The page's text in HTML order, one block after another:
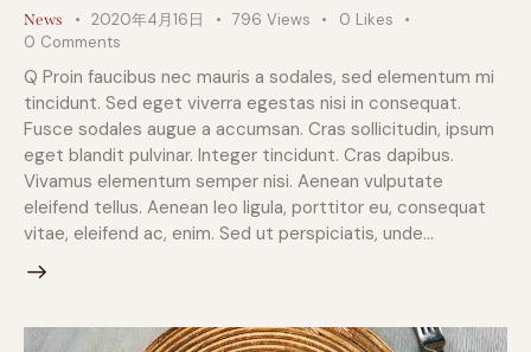
News 2020年4月16日 796 Views 0 Likes
0 Comments
Q Proin faucibus nec mauris a sodales, sed elementum mi
tincidunt. Sed eget viverra egestas nisi in consequat.
Fusce sodales augue a accumsan. Cras sollicitudin, ipsum
eget blandit pulvinar. Integer tincidunt. Cras dapibus.
Vivamus elementum semper nisi. Aenean vulputate
eleifend tellus. Aenean leo ligula, porttitor eu, consequat
vitae, eleifend ac, enim. Sed ut perspiciatis, unde…